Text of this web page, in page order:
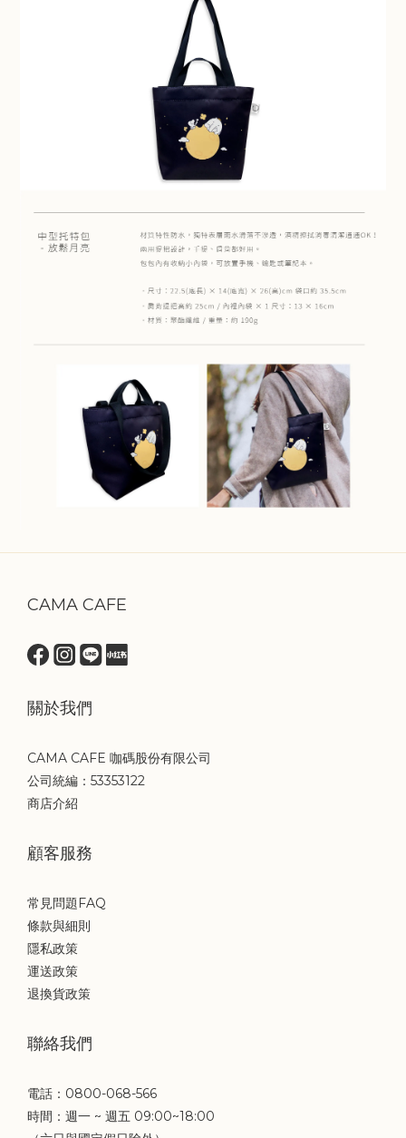
CAMA CAFE
關於我們
CAMA CAFE 咖碼股份有限公司
公司統編：53353122
商店介紹
顧客服務
常見問題FAQ
條款與細則
隱私政策
運送政策
退換貨政策
聯絡我們
電話：0800-068-566
時間：週一 ~ 週五 09:00~18:00